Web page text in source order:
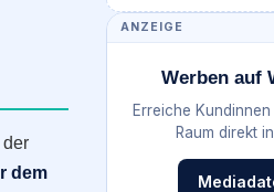
der
dem
ANZEIGE
Werben auf
Erreiche
Raum direkt